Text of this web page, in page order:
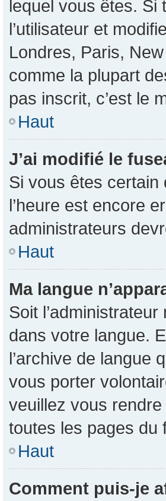
lequel vous êtes. Si
l’utilisateur et
Londres, Paris,
comme la plupart
pas inscrit, c’est le
Haut
J’ai modifié le
Si vous êtes certain
l’heure est encore
administrateurs
Haut
Ma langue
Soit
dans votre langue.
l’archive de langue
vous porter
veuillez vous
toutes les pages du
Haut
Comment puis-je